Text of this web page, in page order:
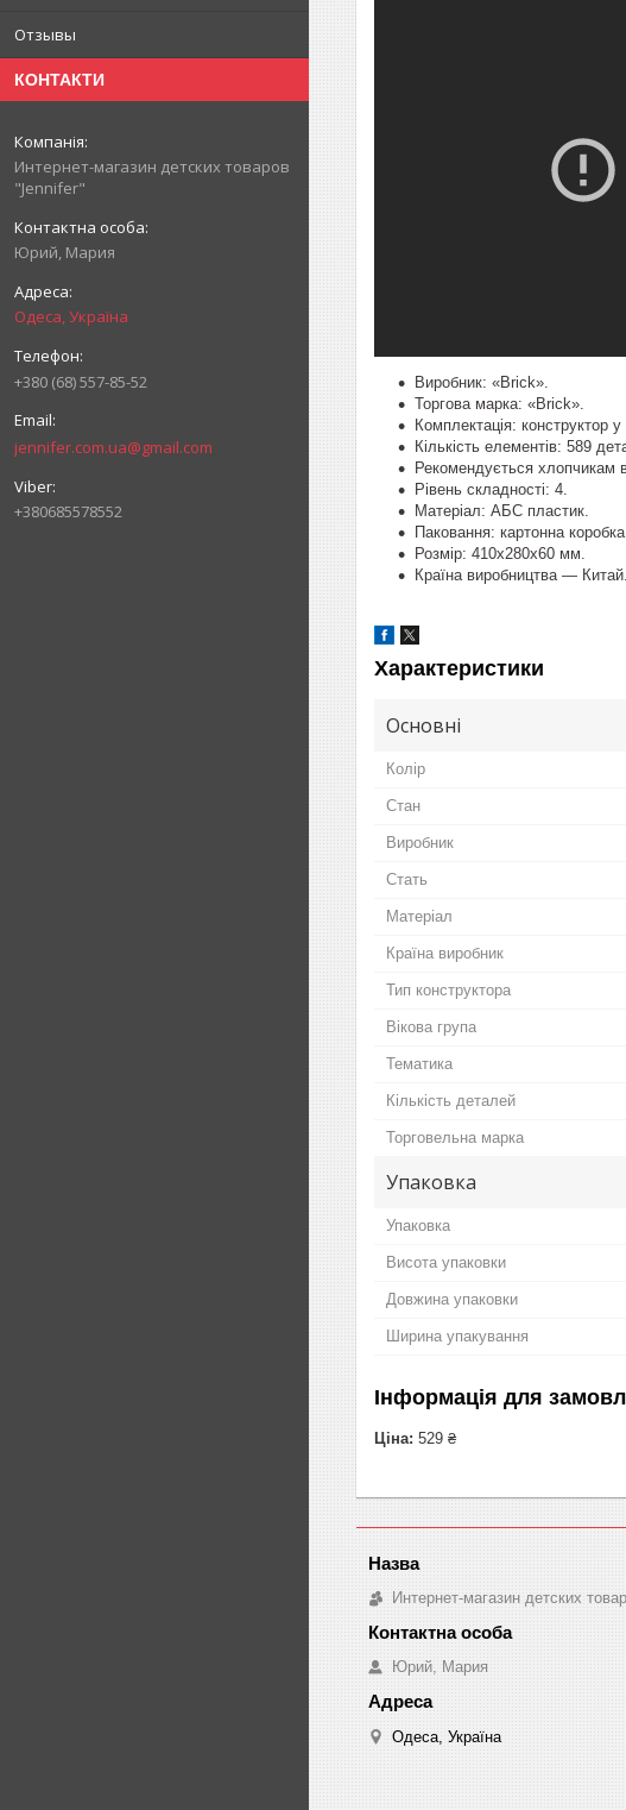
Отзывы
КОНТАКТИ
Интернет-магазин детских товаров
"Jennifer"
Юрий, Мария
Одеса, Україна
+380 (68) 557-85-52
jennifer.com.ua@gmail.com
+380685578552
Виробник: «Brick».
Торгова марка: «Brick».
Комплектація: конструктор у
Кількість елементів: 589
Рекомендується хлопчикам
Рівень складності: 4.
Матеріал: АБС пластик.
Паковання: картонна коробка.
Розмір: 410x280x60 мм.
Країна виробництва — Китай.
Характеристики
Основні
Колір
Стан
Виробник
Стать
Матеріал
Країна виробник
Тип конструктора
Вікова група
Тематика
Кількість деталей
Торговельна марка
Упаковка
Упаковка
Висота упаковки
Довжина упаковки
Ширина упакування
Інформація для
Ціна: 529 ₴
Интернет-магазин детских
Юрий, Мария
Одеса, Україна